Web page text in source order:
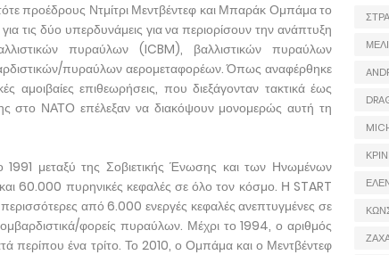
προέδρους Ντμίτρι Μεντβέντεφ και Μπαράκ Ομπάμα το
τις δύο υπερδυνάμεις για να περιορίσουν την ανάπτυξη
πυραύλων (ICBM), βαλλιστικών πυραύλων
πυραύλων αερομεταφορέων. Όπως αναφέρθηκε
αμοιβαίες επιθεωρήσεις, που διεξάγονταν τακτικά έως
στο ΝΑΤΟ επέλεξαν να διακόψουν μονομερώς αυτή τη
μεταξύ της Σοβιετικής Ένωσης και των Ηνωμένων
60.000 πυρηνικές κεφαλές σε όλο τον κόσμο. Η START
από 6.000 ενεργές κεφαλές ανεπτυγμένες σε
φορείς πυραύλων. Μέχρι το 1994, ο αριθμός
περίπου ένα τρίτο. Το 2010, ο Ομπάμα και ο Μεντβέντεφ